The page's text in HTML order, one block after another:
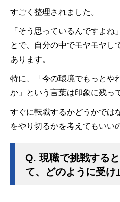
すごく整理されました。
「そう思っているんですよね
とで、自分の中でモヤモヤし
あります。
特に、「今の環境でもっとや
か」という言葉は印象に残っ
すぐに転職するかどうかでは
をやり切るかを考えてもいい
Q. 現職で挑戦する
て、どのように受け